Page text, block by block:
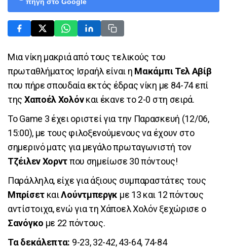
Μια νίκη μακριά από τους τελικούς του
πρωταθλήματος Ισραήλ είναι η Μακάμπι Τελ Αβίβ
που πήρε σπουδαία εκτός έδρας νίκη με 84-74 επί
της Χαποέλ Χολόνκαι έκανε το 2-0 στη σειρά.
Το Game 3 έχει οριστεί για την Παρασκευή (12/06,
15:00), με τους φιλοξενούμενους να έχουν στο
σημερινό ματς για μεγάλο πρωταγωνιστή τον
Τζέιλεν Χορντπου σημείωσε 30 πόντους!
Παράλληλα, είχε για άξιους συμπαραστάτες τους
Μπρίσετ καιΛούντμπεργκ με 13 και 12 πόντους
αντίστοιχα, ενώ για τη Χάποελ Χολόν ξεχώρισε ο
Σανόγκο με 22 πόντους.
Τα δεκάλεπτα: 9-23, 32-42, 43-64, 74-84